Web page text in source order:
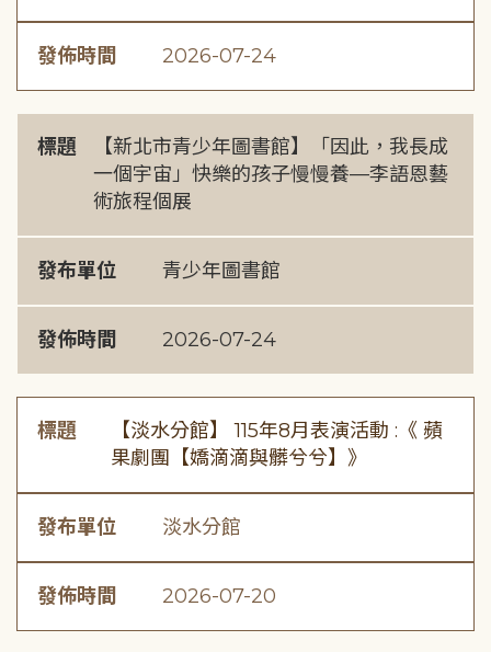
發佈時間 2026-07-24
標題
【新北市青少年圖書館】「因此，我長成
一個宇宙」快樂的孩子慢慢養—李語恩藝
術旅程個展
發布單位 青少年圖書館
發佈時間 2026-07-24
標題
【淡水分館】 115年8月表演活動 :《 蘋
果劇團【嬌滴滴與髒兮兮】》
發布單位 淡水分館
發佈時間 2026-07-20